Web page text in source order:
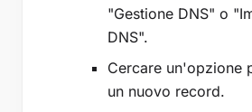
"Gestione DNS" o
DNS".
Cercare un'opzione
un nuovo record.